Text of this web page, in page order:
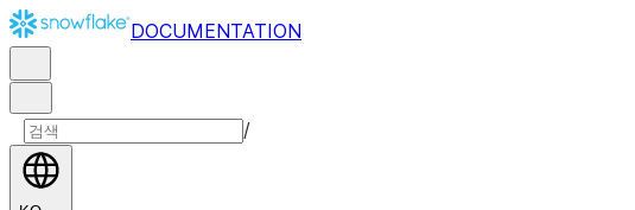
DOCUMENTATION
/